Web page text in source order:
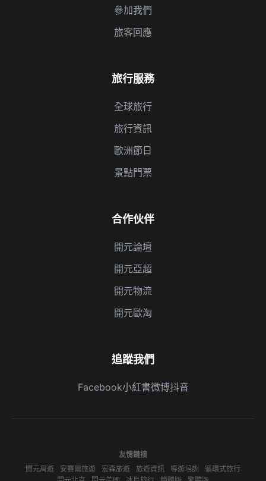
參加我們
旅客回應
旅行服務
全球旅行
旅行資訊
歐洲節日
景點門票
合作伙伴
開元論壇
開元亞超
開元物流
開元歐淘
追蹤我們
Facebook小紅書微博抖音
友情鏈接
開元周遊
安賽爾旅遊 宏森旅遊 旅遊資訊 導遊培訓
循環式旅行